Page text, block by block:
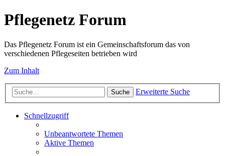
Pflegenetz Forum
Das Pflegenetz Forum ist ein Gemeinschaftsforum das von
verschiedenen Pflegeseiten betrieben wird
Zum Inhalt
Suche Erweiterte Suche
Schnellzugriff
Unbeantwortete Themen
Aktive Themen